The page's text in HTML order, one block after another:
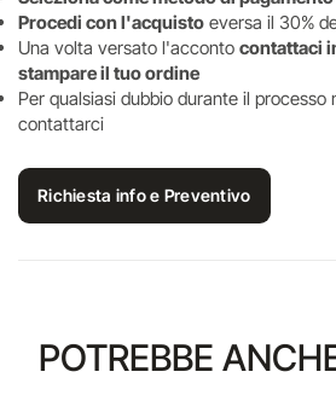
Procedi con l'acquisto eversa il 30%
Una volta versato l'acconto contattaci
stampare il tuo ordine
Per qualsiasi dubbio durante il processo
contattarci
Richiesta info e Preventivo
POTREBBE